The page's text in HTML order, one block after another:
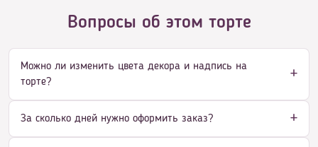
Вопросы об этом торте
Можно ли изменить цвета декора и надпись на
торте?
За сколько дней нужно оформить заказ?